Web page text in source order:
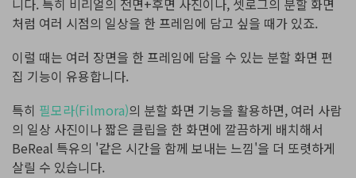
처럼 여러 시점의 일상을 한 프레임에 담고 싶을 때가 있죠.
이럴 때는 여러 장면을 한 프레임에 담을 수 있는 분할 화면 편
집 기능이 유용합니다.
특히 필모라(Filmora)의 분할 화면 기능을 활용하면, 여러 사람
의 일상 사진이나 짧은 클립을 한 화면에 깔끔하게 배치해서
BeReal 특유의 '같은 시간을 함께 보내는 느낌'을 더 또렷하게
살릴 수 있습니다.